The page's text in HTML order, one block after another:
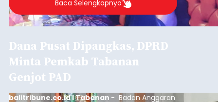
Baca Selengkapnya
Dana Pusat Dipangkas, DPRD
Minta Pemkab Tabanan
Genjot PAD
balitribune.co.id I Tabanan - Badan Anggaran